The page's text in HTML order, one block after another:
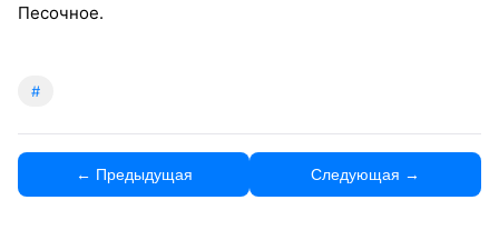
Песочное.
#
← Предыдущая Следующая →